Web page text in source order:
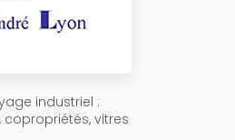
industriel :
copropriétés, vitres